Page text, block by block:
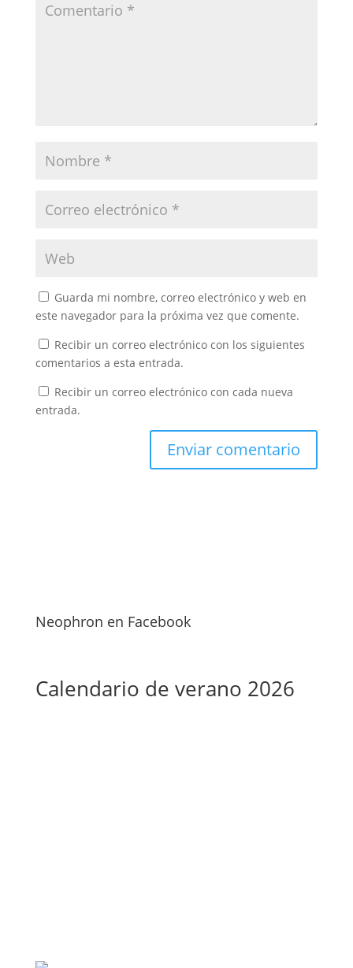
Guarda mi nombre, correo electrónico y web en
este navegador para la próxima vez que comente.
Recibir un correo electrónico con los siguientes
comentarios a esta entrada.
Recibir un correo electrónico con cada nueva
entrada.
Neophron en Facebook
Calendario de verano 2026